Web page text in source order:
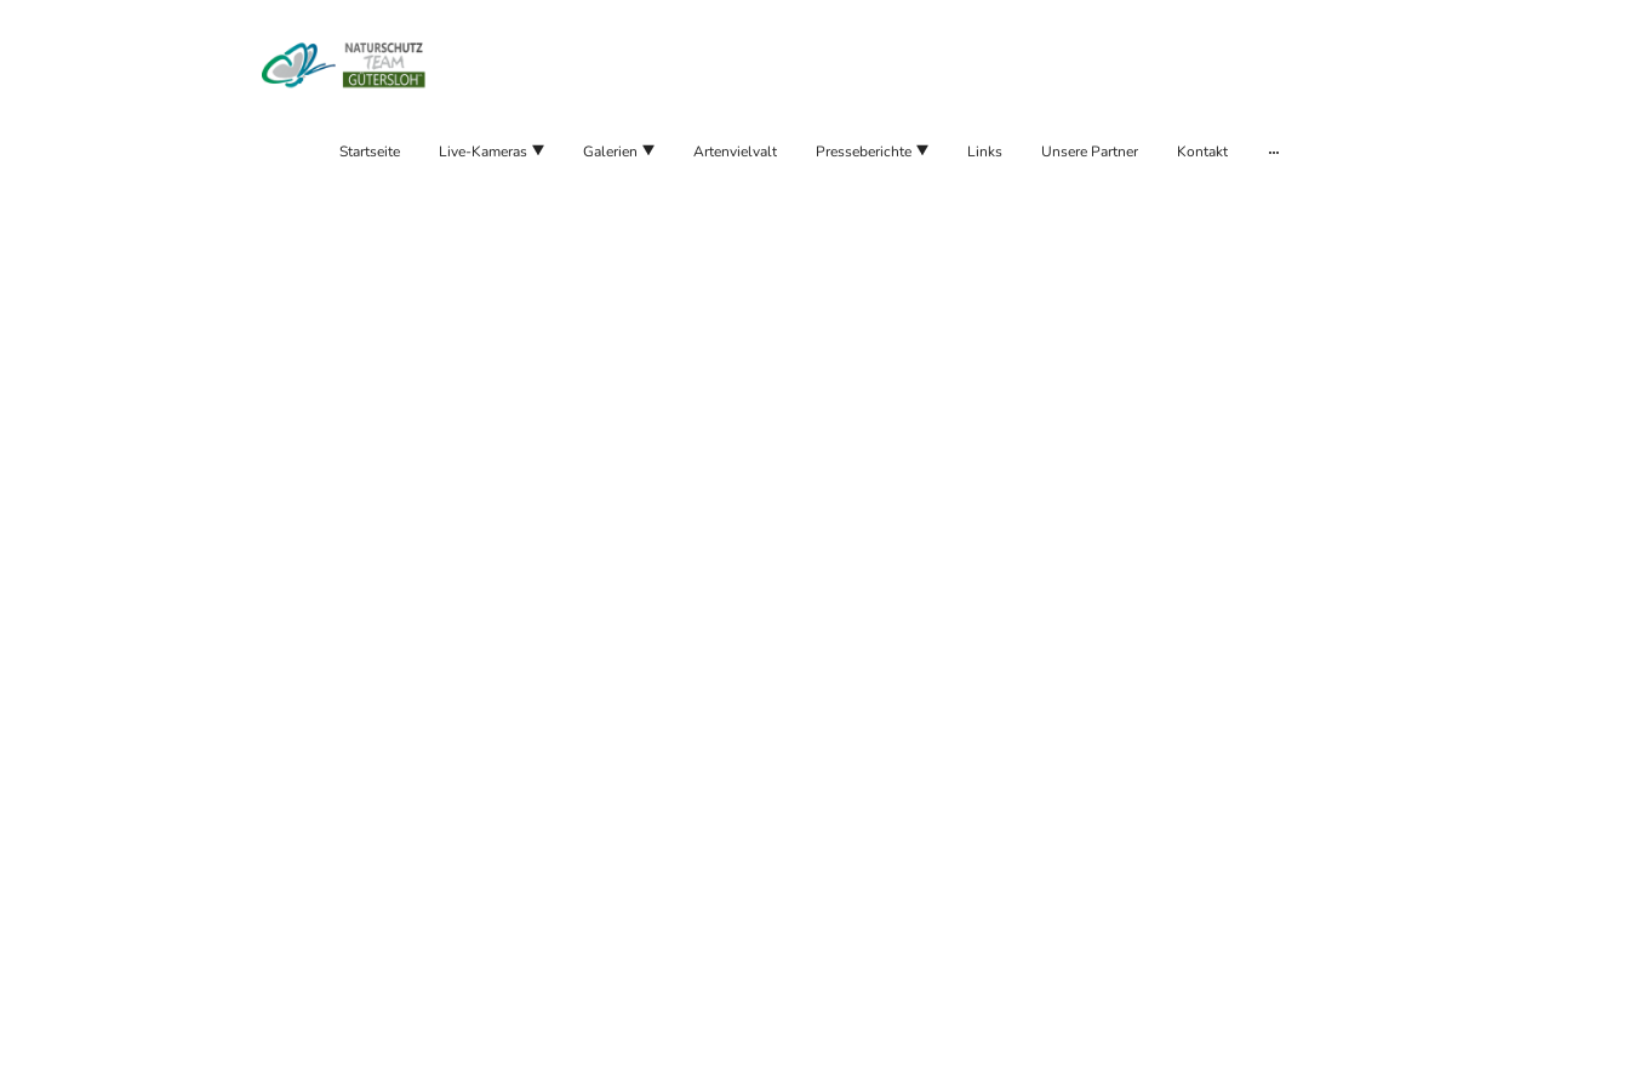
Startseite Live-Kameras Galerien Artenvielvalt Presseberichte Links Unsere Partner Kontakt